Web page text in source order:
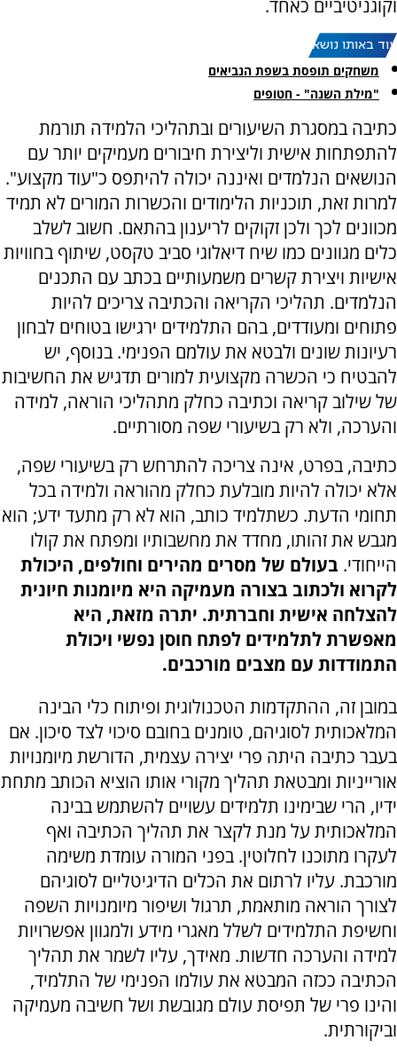
וקוגניטיביים כאחד.
עוד באותו נושא:
משחקים תופסת בשפת הנביאים
"מילת השנה" - חטופים
כתיבה במסגרת השיעורים ובתהליכי הלמידה תורמת
להתפתחות אישית וליצירת חיבורים מעמיקים יותר עם
הנושאים הנלמדים ואיננה יכולה להיתפס כ"עוד מקצוע".
למרות זאת, תוכניות הלימודים והכשרות המורים לא תמיד
מכוונים לכך ולכן זקוקים לריענון בהתאם. חשוב לשלב
כלים מגוונים כמו שיח דיאלוגי סביב טקסט, שיתוף בחוויות
אישיות ויצירת קשרים משמעותיים בכתב עם התכנים
הנלמדים. תהליכי הקריאה והכתיבה צריכים להיות
פתוחים ומעודדים, בהם התלמידים ירגישו בטוחים לבחון
רעיונות שונים ולבטא את עולמם הפנימי. בנוסף, יש
להבטיח כי הכשרה מקצועית למורים תדגיש את החשיבות
של שילוב קריאה וכתיבה כחלק מתהליכי הוראה, למידה
והערכה, ולא רק בשיעורי שפה מסורתיים.
כתיבה, בפרט, אינה צריכה להתרחש רק בשיעורי שפה,
אלא יכולה להיות מובלעת כחלק מהוראה ולמידה בכל
תחומי הדעת. כשתלמיד כותב, הוא לא רק מתעד ידע; הוא
מגבש את זהותו, מחדד את מחשבותיו ומפתח את קולו
הייחודי. בעולם של מסרים מהירים וחולפים, היכולת
לקרוא ולכתוב בצורה מעמיקה היא מיומנות חיונית
להצלחה אישית וחברתית. יתרה מזאת, היא
מאפשרת לתלמידים לפתח חוסן נפשי ויכולת
התמודדות עם מצבים מורכבים.
במובן זה, ההתקדמות הטכנולוגית ופיתוח כלי הבינה
המלאכותית לסוגיהם, טומנים בחובם סיכוי לצד סיכון. אם
בעבר כתיבה היתה פרי יצירה עצמית, הדורשת מיומנויות
אורייניות ומבטאת תהליך מקורי אותו הוציא הכותב מתחת
ידיו, הרי שבימינו תלמידים עשויים להשתמש בבינה
המלאכותית על מנת לקצר את תהליך הכתיבה ואף
לעקרו מתוכנו לחלוטין. בפני המורה עומדת משימה
מורכבת. עליו לרתום את הכלים הדיגיטליים לסוגיהם
לצורך הוראה מותאמת, תרגול ושיפור מיומנויות השפה
וחשיפת התלמידים לשלל מאגרי מידע ולמגוון אפשרויות
למידה והערכה חדשות. מאידך, עליו לשמר את תהליך
הכתיבה ככזה המבטא את עולמו הפנימי של התלמיד,
והינו פרי של תפיסת עולם מגובשת ושל חשיבה מעמיקה
וביקורתית.